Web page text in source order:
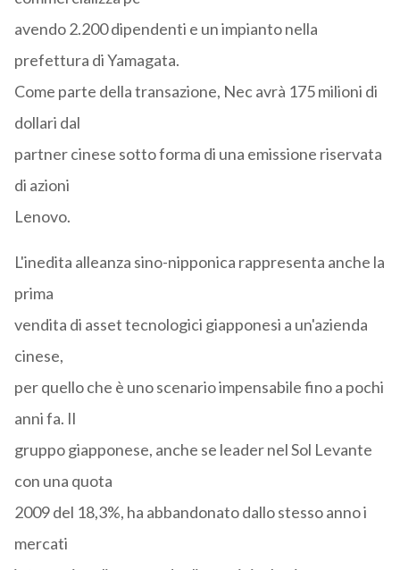
avendo 2.200 dipendenti e un impianto nella
prefettura di Yamagata.
Come parte della transazione, Nec avrà 175 milioni di
dollari dal
partner cinese sotto forma di una emissione riservata
di azioni
Lenovo.
L'inedita alleanza sino-nipponica rappresenta anche la
prima
vendita di asset tecnologici giapponesi a un'azienda
cinese,
per quello che è uno scenario impensabile fino a pochi
anni fa. Il
gruppo giapponese, anche se leader nel Sol Levante
con una quota
2009 del 18,3%, ha abbandonato dallo stesso anno i
mercati